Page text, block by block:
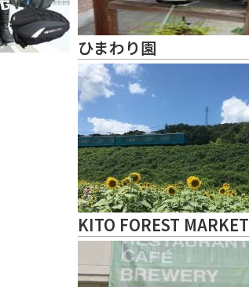
ひまわり園
KITO FOREST MARKET